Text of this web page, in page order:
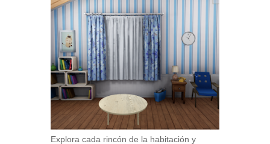
Explora cada rincón de la habitación y